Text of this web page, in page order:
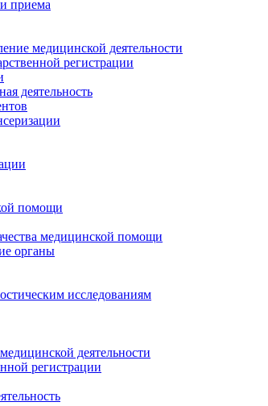
приема
медицинской деятельности
регистрации
деятельность
помощи
медицинской помощи
органы
исследованиям
деятельности
регистрации